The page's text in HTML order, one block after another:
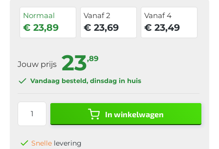
Normaal
€ 23,89
Vanaf 2
€ 23,69
Vanaf 4
€ 23,49
Jouw prijs 23,89
Vandaag besteld, dinsdag in huis
In winkelwagen
Snelle levering